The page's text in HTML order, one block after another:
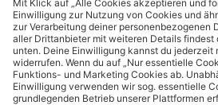
Links